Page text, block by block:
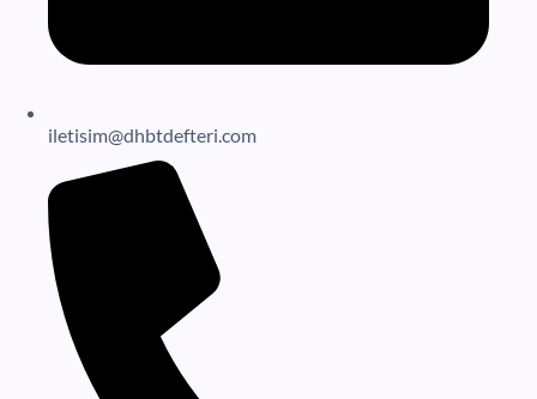
iletisim@dhbtdefteri.com